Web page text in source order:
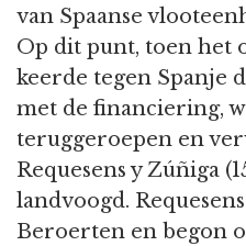
van Spaanse
Op dit punt, toen het
keerde tegen Spanje
met de financiering,
teruggeroepen en
Requesens y Zúñiga
landvoogd.
Beroerten en begon